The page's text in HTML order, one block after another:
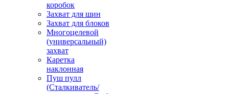
коробок
Захват для шин
Захват для блоков
Многоцелевой
(универсальный)
захват
Каретка
наклонная
Пуш пулл
(Сталкиватель/